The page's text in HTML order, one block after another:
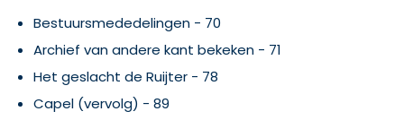
Bestuursmededelingen - 70
Archief van andere kant bekeken - 71
Het geslacht de Ruijter - 78
Capel (vervolg) - 89